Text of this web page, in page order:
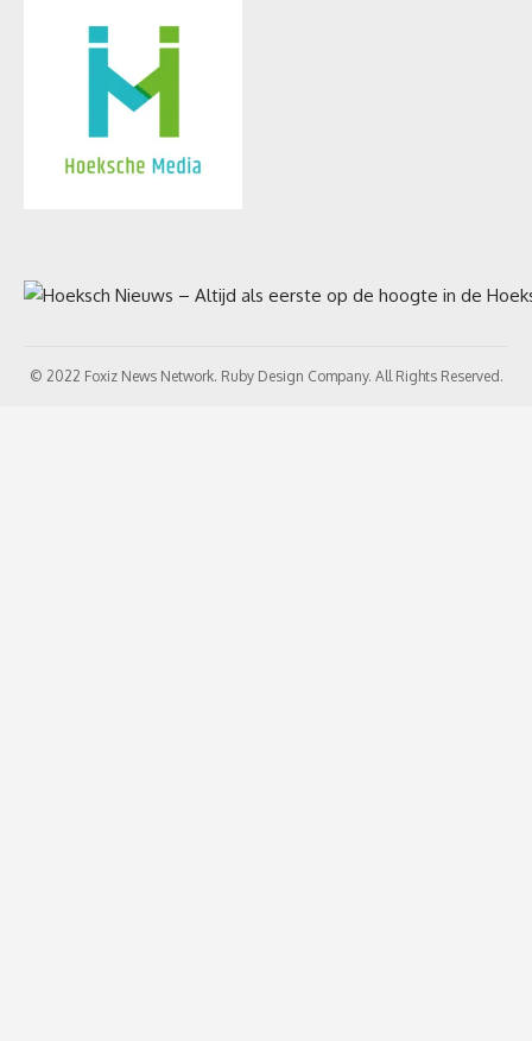
© 2022 Foxiz News Network. Ruby Design Company. All Rights Reserved.